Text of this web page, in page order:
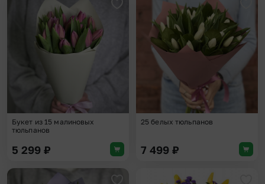
Добавить в избранное
Букет из 15 малиновых
тюльпанов
5 299 ₽
25 белых тюльпанов
7 499 ₽